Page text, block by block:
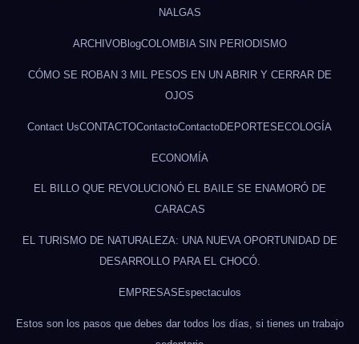
NALGAS
ARCHIVOBlogCOLOMBIA SIN PERIODISMO
CÓMO SE ROBAN 3 MIL PESOS EN UN ABRIR Y CERRAR DE
OJOS
Contact UsCONTACTOContactoContactoDEPORTESECOLOGÍA
ECONOMÍA
EL BILLO QUE REVOLUCIONÓ EL BAILE SE ENAMORÓ DE
CARACAS
EL TURISMO DE NATURALEZA: UNA NUEVA OPORTUNIDAD DE
DESARROLLO PARA EL CHOCÓ.
EMPRESAS Espectaculos
Estos son los pasos que debes dar todos los días, si tienes un trabajo